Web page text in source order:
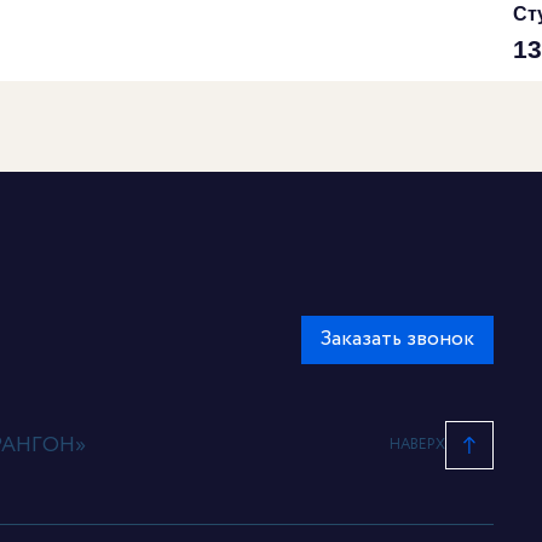
Заказать звонок
НАВЕРХ